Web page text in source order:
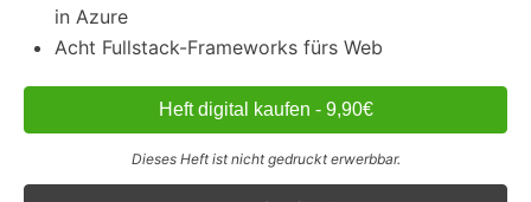
in Azure
Acht Fullstack-Frameworks fürs Web
Heft digital kaufen - 9,90€
Dieses Heft ist nicht gedruckt erwerbbar.